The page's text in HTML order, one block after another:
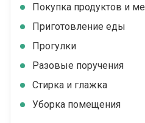
Покупка продуктов и
Приготовление еды
Прогулки
Разовые поручения
Стирка и глажка
Уборка помещения